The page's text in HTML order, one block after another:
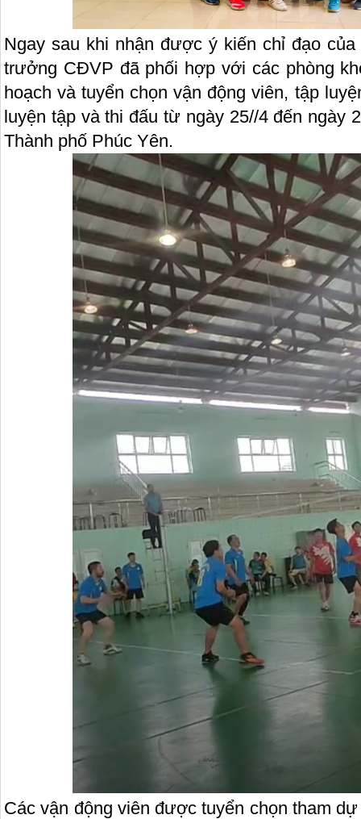
Ngay sau khi nhận được ý kiến chỉ đạo
trưởng CĐVP đã phối hợp với các phòng
hoạch và tuyển chọn vận động viên, tập
luyện tập và thi đấu từ ngày 25//4 đến ngày
Thành phố Phúc Yên.
Các vận động viên được tuyển chọn tham